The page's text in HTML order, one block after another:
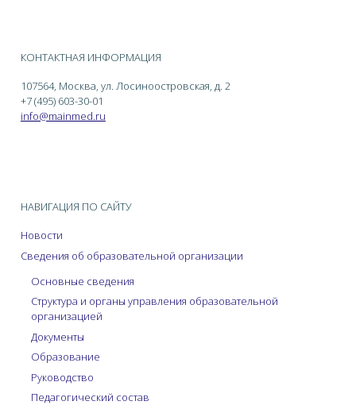
КОНТАКТНАЯ ИНФОРМАЦИЯ
107564, Москва, ул. Лосиноостровская, д. 2
+7 (495) 603-30-01
info@mainmed.ru
НАВИГАЦИЯ ПО САЙТУ
Новости
Сведения об образовательной организации
Основные сведения
Структура и органы управления образовательной
организацией
Документы
Образование
Руководство
Педагогический состав